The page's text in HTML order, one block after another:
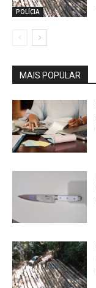
POLÍCIA
MAIS POPULAR